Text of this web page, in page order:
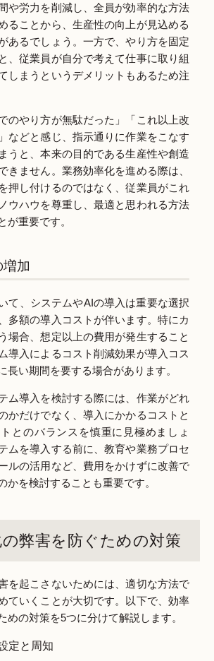
や労力を削減し、全員が効率的な方法
ることから、生産性の向上が見込める
あるでしょう。一方で、やり方を固定
、従業員が自分で考えて仕事に取り組
しまうというデメリットもあるため注
のやり方が無駄だった」「これ以上改
などと感じ、指示通りに作業をこなす
うと、本来の目的である生産性や創造
きません。業務効率化を進める際は、
押し付けるのではなく、従業員がこれ
ウハウを尊重し、最適と思われる方法
が重要です。
加
て、システムやAIの導入は重要な選択
多額の導入コストが伴います。特にカ
場合、想定以上の費用が発生すること
導入によるコスト削減効果が導入コス
長い期間を要する場合があります。
ム導入を検討する際には、作業がどれ
かだけでなく、導入にかかるコストと
とのバランスを慎重に見極めましょ
ムを導入する前に、教育や業務プロセ
ルの活用など、費用をかけずに改善で
かを検討することも重要です。
弊害を防ぐための対策
を起こさないためには、適切な方法で
ていくことが大切です。以下で、効率
めの対策を5つに分けて解説します。
定と周知